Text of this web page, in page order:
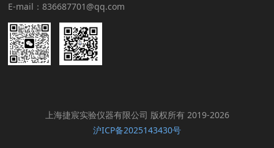
E-mail：836687701@qq.com
上海捷宸实验仪器有限公司 版权所有 2019-2026
沪ICP备2025143430号